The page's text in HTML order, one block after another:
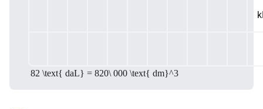
82 \text{ daL} = 820\ 000 \text{ dm}^3